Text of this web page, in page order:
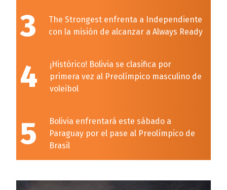
3
The Strongest enfrenta a Independiente
con la misión de alcanzar a Always Ready
4
¡Histórico! Bolivia se clasifica por
primera vez al Preolímpico masculino de
voleibol
5
Bolivia enfrentará este sábado a
Paraguay por el pase al Preolímpico de
Brasil